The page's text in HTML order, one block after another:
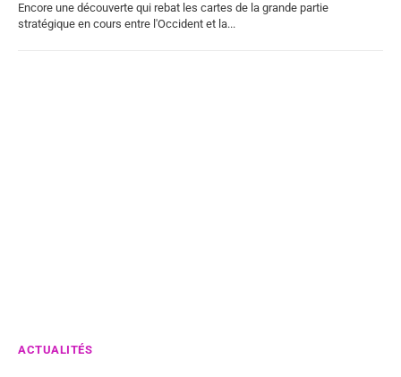
Encore une découverte qui rebat les cartes de la grande partie
stratégique en cours entre l'Occident et la...
ACTUALITÉS